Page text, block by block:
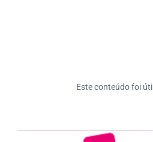
Este conteúdo foi útil